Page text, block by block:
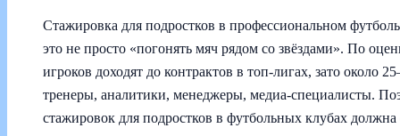
Стажировка для подростков в профессиональном
это не просто «погонять мяч рядом со звёздами». По
игроков доходят до контрактов в топ-лигах, зато около
тренеры, аналитики, менеджеры, медиа-специалисты.
стажировок для подростков в футбольных клубах